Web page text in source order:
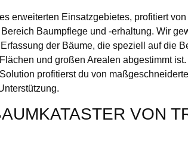
erweiterten Einsatzgebietes, profitiert
Baumpflege und -erhaltung. Wir
der Bäume, die speziell auf die
und großen Arealen abgestimmt
profitierst du von
VON